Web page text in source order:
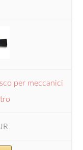
per meccanici